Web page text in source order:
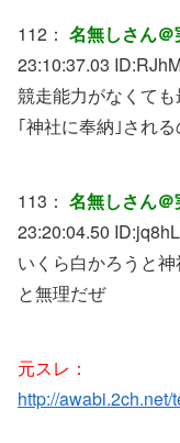
112： 名無しさん
23:10:37.03 ID:
競走能力がなくても
｢神社に奉納｣され
113： 名無しさん
23:20:04.50 ID:
いくら白かろうと
と無理だぜ
元スレ：
http://